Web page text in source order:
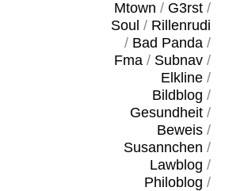
Mtown / G3rst/
Soul / Rillenrudi
/ Bad Panda/
Fma/ Subnav/
Elkline/
Bildblog /
Gesundheit/
Beweis/
Susannchen /
Lawblog /
Philoblog /